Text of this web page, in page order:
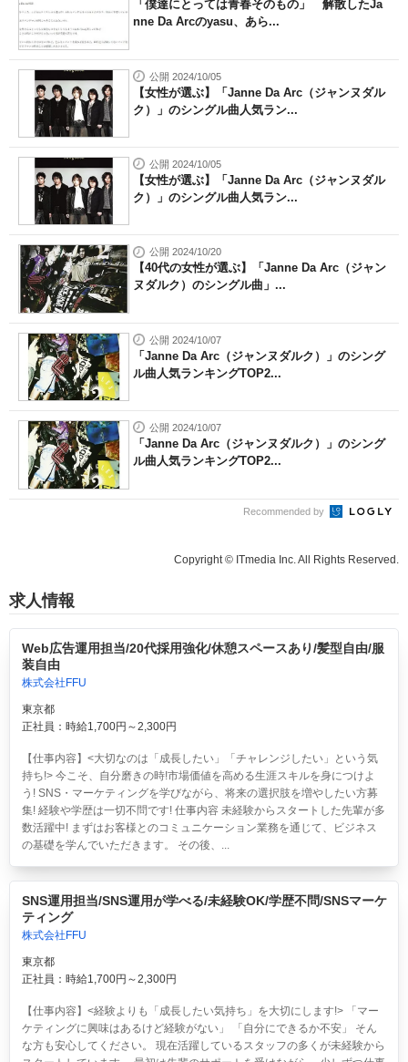
「僕達にとっては青春そのもの」 解散したJa
nne Da Arcのyasu、あら...
公開 2024/10/05
【女性が選ぶ】「Janne Da Arc（ジャンヌダル
ク）」のシングル曲人気ラン...
公開 2024/10/05
【女性が選ぶ】「Janne Da Arc（ジャンヌダル
ク）」のシングル曲人気ラン...
公開 2024/10/20
【40代の女性が選ぶ】「Janne Da Arc（ジャン
ヌダルク）のシングル曲」...
公開 2024/10/07
「Janne Da Arc（ジャンヌダルク）」のシング
ル曲人気ランキングTOP2...
公開 2024/10/07
「Janne Da Arc（ジャンヌダルク）」のシング
ル曲人気ランキングTOP2...
Recommended by
Copyright © ITmedia Inc. All Rights Reserved.
求人情報
Web広告運用担当/20代採用強化/休憩スペースあり/髪型自由/服
装自由
株式会社FFU
東京都
正社員：時給1,700円～2,300円
【仕事内容】<大切なのは「成長したい」「チャレンジしたい」という気
持ち!> 今こそ、自分磨きの時!市場価値を高める生涯スキルを身につけよ
う! SNS・マーケティングを学びながら、将来の選択肢を増やしたい方募
集! 経験や学歴は一切不問です! 仕事内容 未経験からスタートした先輩が多
数活躍中! まずはお客様とのコミュニケーション業務を通じて、ビジネス
の基礎を学んでいただきます。 その後、...
SNS運用担当/SNS運用が学べる/未経験OK/学歴不問/SNSマーケ
ティング
株式会社FFU
東京都
正社員：時給1,700円～2,300円
【仕事内容】<経験よりも「成長したい気持ち」を大切にします!> 「マー
ケティングに興味はあるけど経験がない」 「自分にできるか不安」 そん
な方も安心してください。 現在活躍しているスタッフの多くが未経験から